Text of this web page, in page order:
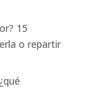
15
o repartir